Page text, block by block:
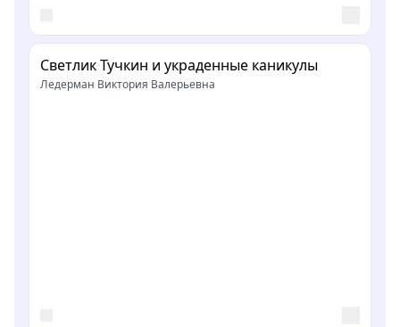
Светлик Тучкин и украденные каникулы
Ледерман Виктория Валерьевна